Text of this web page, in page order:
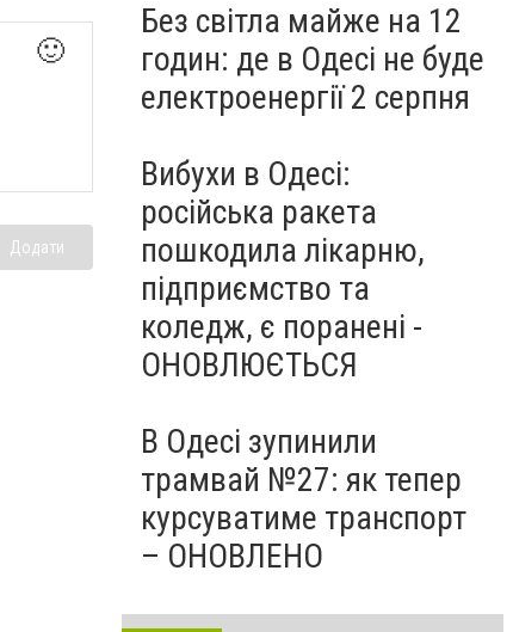
🙂
Додати
Без світла майже на 12
годин: де в Одесі не буде
електроенергії 2 серпня
Вибухи в Одесі:
російська ракета
пошкодила лікарню,
підприємство та
коледж, є поранені -
ОНОВЛЮЄТЬСЯ
В Одесі зупинили
трамвай №27: як тепер
курсуватиме транспорт
– ОНОВЛЕНО